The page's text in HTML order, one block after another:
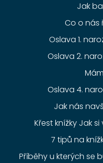
Jak
Co o nás
Oslava 1.
Oslava 2.
Oslava 4.
Jak nás
Křest knížky Jak
7 tipů na
Příběhy u kterých se